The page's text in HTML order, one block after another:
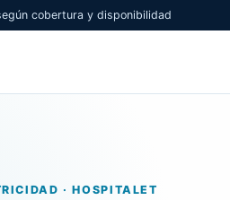
cobertura y disponibilidad
· HOSPITALET